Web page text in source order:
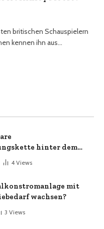
britischen Schauspielern
kennen ihn aus…
hinter dem
Was Import-
Fertigung und
4 Views
mit
wachsen?
3 Views